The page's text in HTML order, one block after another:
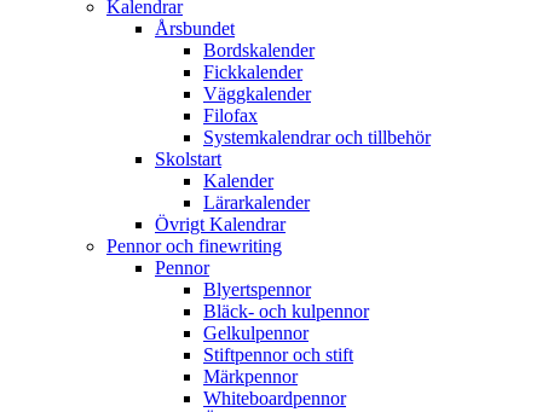
Kalendrar
Årsbundet
Bordskalender
Fickkalender
Väggkalender
Filofax
Systemkalendrar och tillbehör
Skolstart
Kalender
Lärarkalender
Övrigt Kalendrar
Pennor och finewriting
Pennor
Blyertspennor
Bläck- och kulpennor
Gelkulpennor
Stiftpennor och stift
Märkpennor
Whiteboardpennor